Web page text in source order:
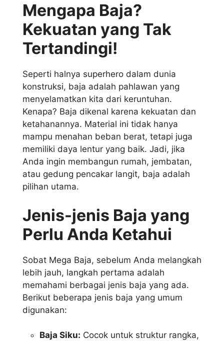
Mengapa Baja?
Kekuatan yang Tak
Tertandingi!
Seperti halnya superhero dalam dunia
konstruksi, baja adalah pahlawan yang
menyelamatkan kita dari keruntuhan.
Kenapa? Baja dikenal karena kekuatan dan
ketahanannya. Material ini tidak hanya
mampu menahan beban berat, tetapi juga
memiliki daya lentur yang baik. Jadi, jika
Anda ingin membangun rumah, jembatan,
atau gedung pencakar langit, baja adalah
pilihan utama.
Jenis-jenis Baja yang
Perlu Anda Ketahui
Sobat Mega Baja, sebelum Anda melangkah
lebih jauh, langkah pertama adalah
memahami berbagai jenis baja yang ada.
Berikut beberapa jenis baja yang umum
digunakan:
Baja Siku: Cocok untuk struktur rangka,